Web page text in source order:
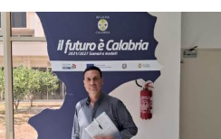
del Ministero della Cultura,
della linea dedicata alla
di attività integrate per la
del libro e della lettura.Il
presentato dal Comune, dal
di Porto.Storie che